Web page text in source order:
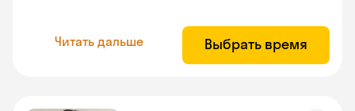
Читать дальше Выбрать время